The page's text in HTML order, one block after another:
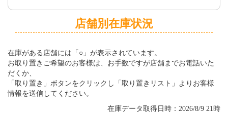
店舗別在庫状況
在庫がある店舗には「○」が表示されています。
お取り置きご希望のお客様は、お手数ですが店舗までお電話いた
だくか、
「取り置き」ボタンをクリックし「取り置きリスト」よりお客様
情報を送信してください。
在庫データ取得日時：2026/8/9 21時